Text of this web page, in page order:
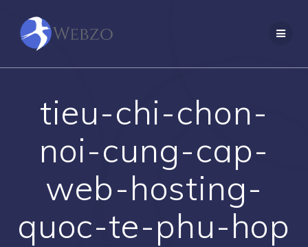
tieu-chi-chon-
noi-cung-cap-
web-hosting-
quoc-te-phu-hop